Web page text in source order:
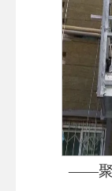
——聚